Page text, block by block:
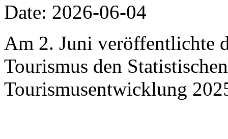
Date: 2026-06-04
Am 2. Juni veröffentlichte
Tourismus den
Tourismusentwicklung